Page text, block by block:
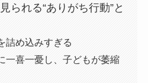
られる“ありがち行動”と
詰め込みすぎる
一喜一憂し、子どもが萎縮